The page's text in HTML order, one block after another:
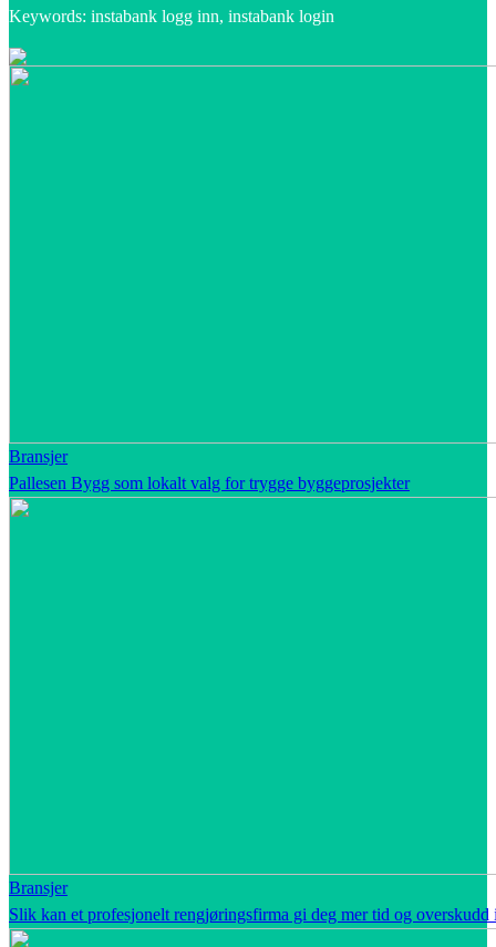
Keywords: instabank logg inn, instabank login
Bransjer
Pallesen Bygg som lokalt valg for trygge byggeprosjekter
Bransjer
Slik kan et profesjonelt rengjøringsfirma gi deg mer tid og overskudd